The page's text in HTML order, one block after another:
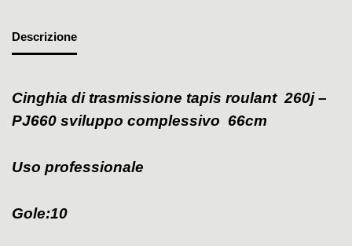
Descrizione
Cinghia di trasmissione tapis roulant 260j –
PJ660 sviluppo complessivo 66cm
Uso professionale
Gole:10